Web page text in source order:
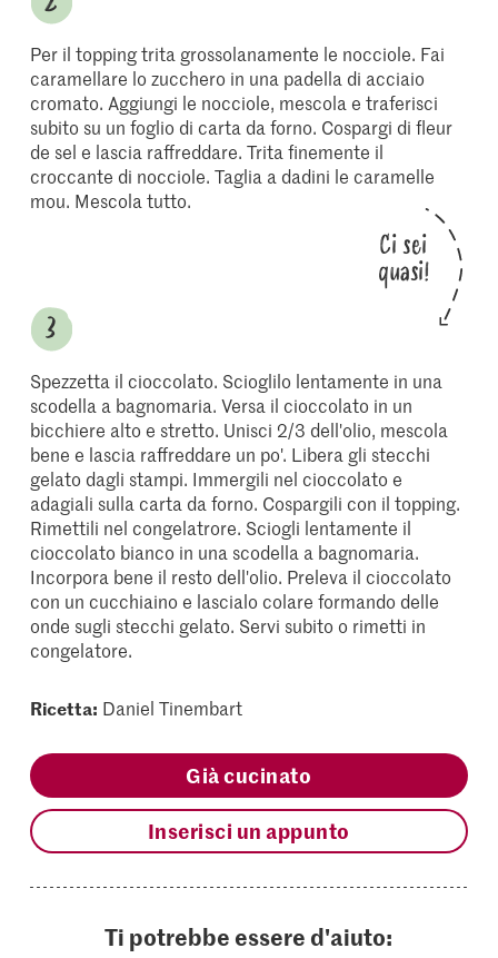
Per il topping trita grossolanamente le nocciole. Fai
caramellare lo zucchero in una padella di acciaio
cromato. Aggiungi le nocciole, mescola e traferisci
subito su un foglio di carta da forno. Cospargi di fleur
de sel e lascia raffreddare. Trita finemente il
croccante di nocciole. Taglia a dadini le caramelle
mou. Mescola tutto.
Ci sei
quasi!
Spezzetta il cioccolato. Scioglilo lentamente in una
scodella a bagnomaria. Versa il cioccolato in un
bicchiere alto e stretto. Unisci 2/3 dell'olio, mescola
bene e lascia raffreddare un po'. Libera gli stecchi
gelato dagli stampi. Immergili nel cioccolato e
adagiali sulla carta da forno. Cospargili con il topping.
Rimettili nel congelatrore. Sciogli lentamente il
cioccolato bianco in una scodella a bagnomaria.
Incorpora bene il resto dell'olio. Preleva il cioccolato
con un cucchiaino e lascialo colare formando delle
onde sugli stecchi gelato. Servi subito o rimetti in
congelatore.
Ricetta: Daniel Tinembart
Già cucinato
Inserisci un appunto
Ti potrebbe essere d'aiuto: